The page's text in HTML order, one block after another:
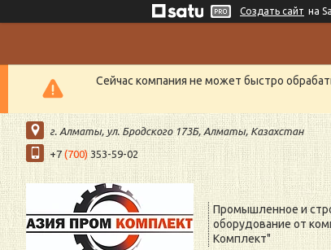
Создать сайт на
Сейчас компания не может быстро
г. Алматы, ул. Бродского 173Б, Алматы, Казахстан
+7(700) 353-59-02
Промышленное и
оборудование от
Комплект"